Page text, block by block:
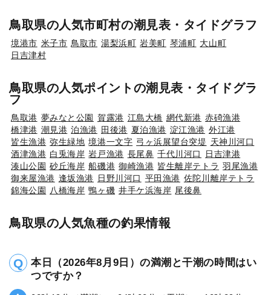
鳥取県の人気市町村の潮見表・タイドグラフ
境港市 米子市 鳥取市 湯梨浜町 岩美町 琴浦町 大山町
日吉津村
鳥取県の人気ポイントの潮見表・タイドグラ
フ
鳥取港 夢みなと公園 賀露港 江島大橋 網代新港 赤碕漁港
橋津港 潮見港 泊漁港 田後港 夏泊漁港 淀江漁港 外江港
皆生漁港 弥生緑地 境港一文字 弓ヶ浜展望台突堤 天神川河口
酒津漁港 白兎海岸 岩戸漁港 長尾鼻 千代川河口
日吉津港
湊山公園 砂丘海岸 船磯港 御崎漁港 皆生離岸テトラ 羽尾漁港
御来屋漁港 逢坂漁港 日野川河口 平田漁港 佐陀川離岸テトラ
錦海公園
八橋海岸 鴨ヶ磯 井手ケ浜海岸 尾後鼻
鳥取県の人気魚種の釣果情報
本日（2026年8月9日）の満潮と干潮の時間はい
つですか？